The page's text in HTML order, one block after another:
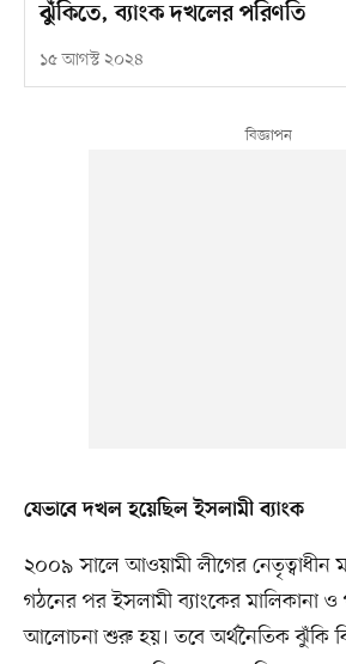
ঝুঁকিতে, ব্যাংক দখলের পরিণতি
১৫ আগস্ট ২০২৪
যেভাবে দখল হয়েছিল ইসলামী ব্যাংক
২০০৯ সালে আওয়ামী লীগের নেতৃত্বাধীন
গঠনের পর ইসলামী ব্যাংকের মালিকানা ও
আলোচনা শুরু হয়। তবে অর্থনৈতিক ঝুঁকি